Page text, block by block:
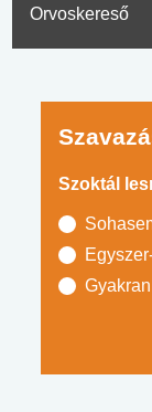
Orvoskereső
Szoktál